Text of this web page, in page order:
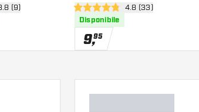
pannello recensioni
(9) apri pannello
4.8 stelle di valutazione
4.8 (33)
Disponibile
9,95